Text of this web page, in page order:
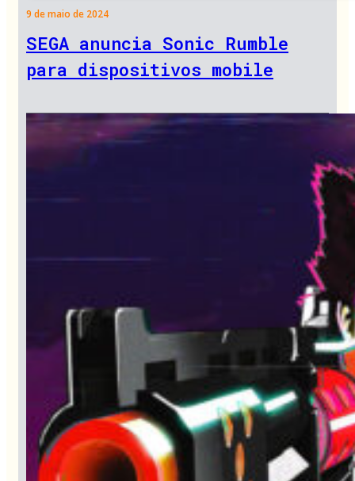
9 de maio de 2024
SEGA anuncia Sonic Rumble
para dispositivos mobile